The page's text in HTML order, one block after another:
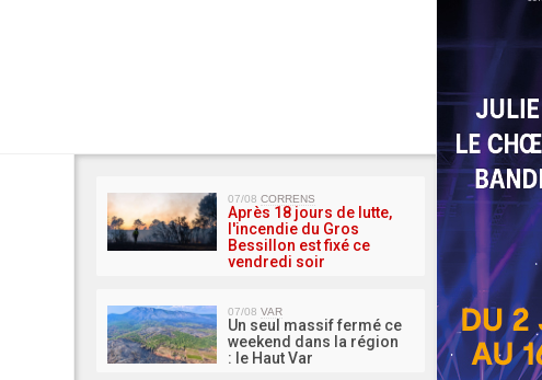
MA
07/08 CORRENS
Après 18 jours de lutte,
l'incendie du Gros
Bessillon est fixé ce
vendredi soir
07/08 VAR
Un seul massif fermé ce
weekend dans la région
: le Haut Var